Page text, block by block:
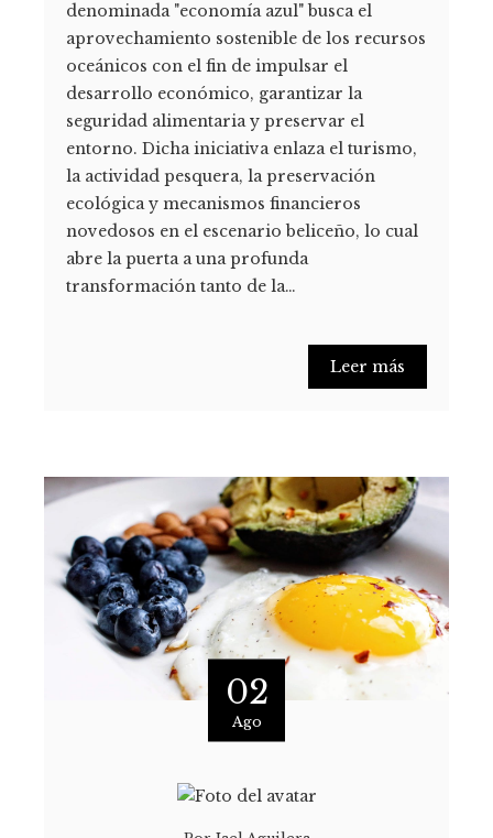
denominada "economía azul" busca el
aprovechamiento sostenible de los recursos
oceánicos con el fin de impulsar el
desarrollo económico, garantizar la
seguridad alimentaria y preservar el
entorno. Dicha iniciativa enlaza el turismo,
la actividad pesquera, la preservación
ecológica y mecanismos financieros
novedosos en el escenario beliceño, lo cual
abre la puerta a una profunda
transformación tanto de la…
Leer más
02
Ago